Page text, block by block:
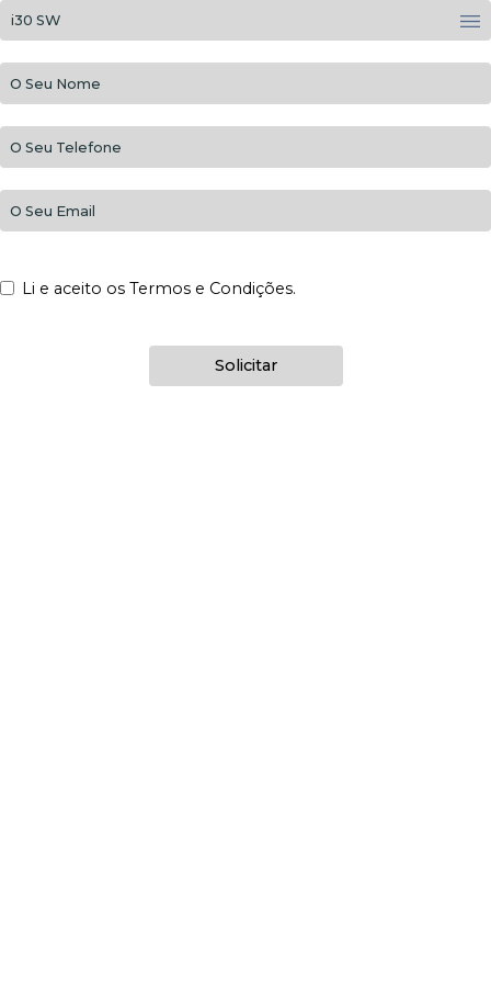
Li e aceito os Termos e Condições.
Solicitar